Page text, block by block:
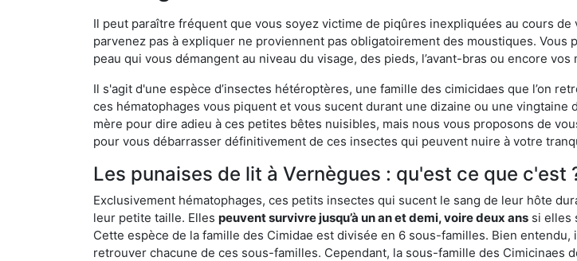
Il peut paraître fréquent que vous soyez victime de piqûres inexpliquées au cours
parvenez pas à expliquer ne proviennent pas obligatoirement des moustiques.
peau qui vous démangent au niveau du visage, des pieds, l’avant-bras ou encore
Il s'agit d'une espèce d’insectes hétéroptères, une famille des cimicidaes que l’on
ces hématophages vous piquent et vous sucent durant une dizaine ou une
mère pour dire adieu à ces petites bêtes nuisibles, mais nous vous proposons de
pour vous débarrasser définitivement de ces insectes qui peuvent nuire à votre
Les punaises de lit à Vernègues : qu'est ce que c'est
Exclusivement hématophages, ces petits insectes qui sucent le sang de leur hôte
leur petite taille. Elles peuvent survivre jusqu’à un an et demi, voire deux ans si elles
Cette espèce de la famille des Cimidae est divisée en 6 sous-familles. Bien
retrouver chacune de ces sous-familles. Cependant, la sous-famille des Cimicinaes